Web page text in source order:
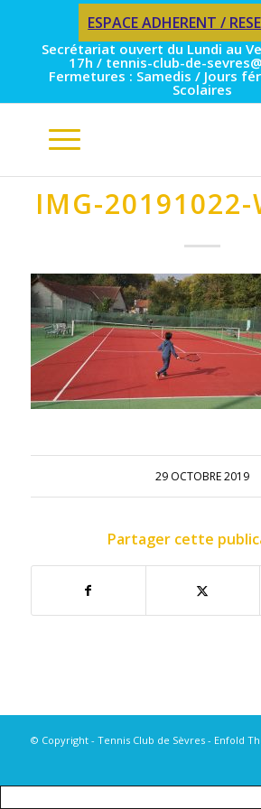
ESPACE ADHERENT /
Secrétariat ouvert du Lundi au
17h / tennis-club-de-
Fermetures : Samedis / Jours
Scolaires
IMG-20191022-
29 OCTOBRE 2019
Partager cette
© Copyright - Tennis Club de Sèvres - Enfold